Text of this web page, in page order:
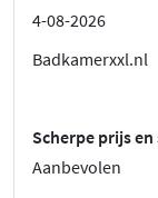
4-08-2026
Badkamerxxl.nl
Scherpe prijs
Aanbevolen